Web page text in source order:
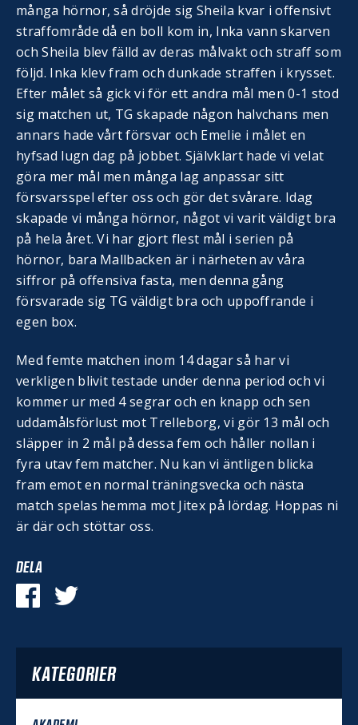
många hörnor, så dröjde sig Sheila kvar i offensivt
straffområde då en boll kom in, Inka vann skarven
och Sheila blev fälld av deras målvakt och straff som
följd. Inka klev fram och dunkade straffen i krysset.
Efter målet så gick vi för ett andra mål men 0-1 stod
sig matchen ut, TG skapade någon halvchans men
annars hade vårt försvar och Emelie i målet en
hyfsad lugn dag på jobbet. Självklart hade vi velat
göra mer mål men många lag anpassar sitt
försvarsspel efter oss och gör det svårare. Idag
skapade vi många hörnor, något vi varit väldigt bra
på hela året. Vi har gjort flest mål i serien på
hörnor, bara Mallbacken är i närheten av våra
siffror på offensiva fasta, men denna gång
försvarade sig TG väldigt bra och uppoffrande i
egen box.
Med femte matchen inom 14 dagar så har vi
verkligen blivit testade under denna period och vi
kommer ur med 4 segrar och en knapp och sen
uddamålsförlust mot Trelleborg, vi gör 13 mål och
släpper in 2 mål på dessa fem och håller nollan i
fyra utav fem matcher. Nu kan vi äntligen blicka
fram emot en normal träningsvecka och nästa
match spelas hemma mot Jitex på lördag. Hoppas ni
är där och stöttar oss.
DELA
KATEGORIER